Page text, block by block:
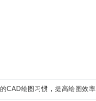
CAD绘图习惯，提高绘图效率